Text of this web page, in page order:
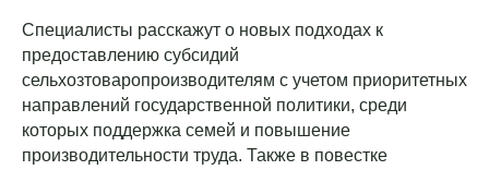
Специалисты расскажут о новых подходах к
предоставлению субсидий
сельхозтоваропроизводителям с учетом приоритетных
направлений государственной политики, среди
которых поддержка семей и повышение
производительности труда. Также в повестке